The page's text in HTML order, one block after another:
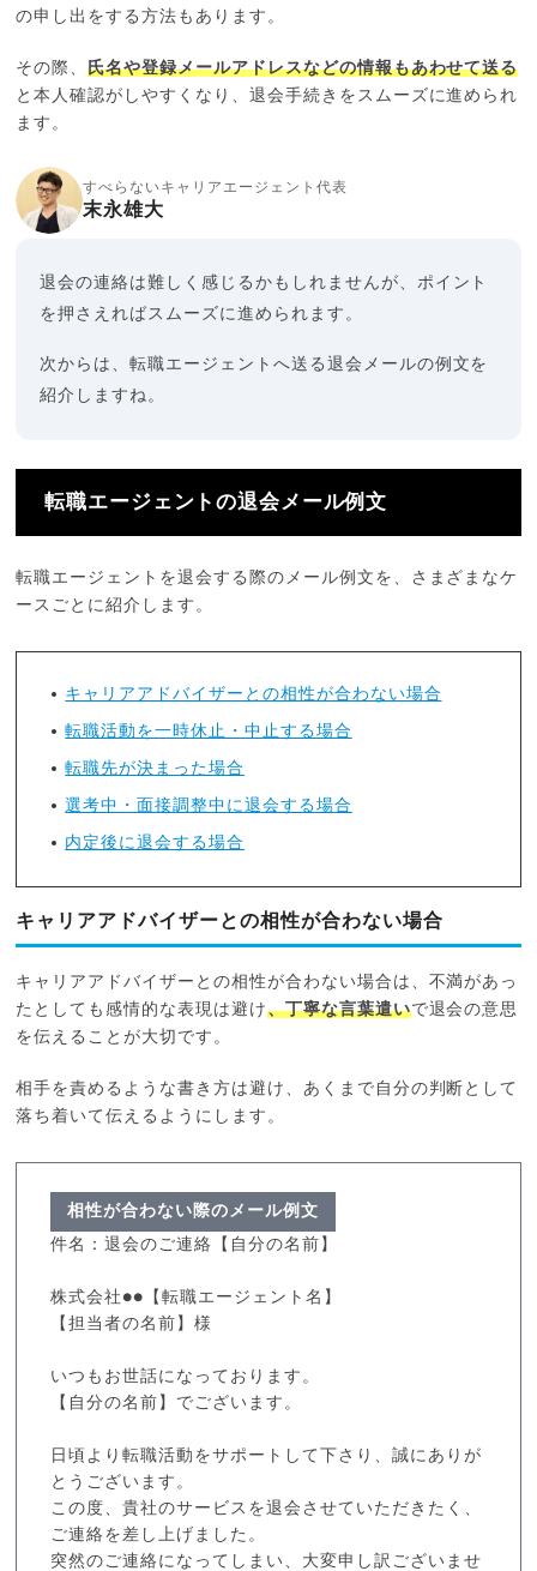
の申し出をする方法もあります。
その際、氏名や登録メールアドレスなどの情報もあわせて送る
と本人確認がしやすくなり、退会手続きをスムーズに進められ
ます。
すべらないキャリアエージェント代表
末永雄大
退会の連絡は難しく感じるかもしれませんが、ポイント
を押さえればスムーズに進められます。
次からは、転職エージェントへ送る退会メールの例文を
紹介しますね。
転職エージェントの退会メール例文
転職エージェントを退会する際のメール例文を、さまざまなケ
ースごとに紹介します。
キャリアアドバイザーとの相性が合わない場合
転職活動を一時休止・中止する場合
転職先が決まった場合
選考中・面接調整中に退会する場合
内定後に退会する場合
キャリアアドバイザーとの相性が合わない場合
キャリアアドバイザーとの相性が合わない場合は、不満があっ
たとしても感情的な表現は避け、丁寧な言葉遣いで退会の意思
を伝えることが大切です。
相手を責めるような書き方は避け、あくまで自分の判断として
落ち着いて伝えるようにします。
相性が合わない際のメール例文
件名：退会のご連絡【自分の名前】
株式会社●●【転職エージェント名】
【担当者の名前】様
いつもお世話になっております。
【自分の名前】でございます。
日頃より転職活動をサポートして下さり、誠にありが
とうございます。
この度、貴社のサービスを退会させていただきたく、
ご連絡を差し上げました。
突然のご連絡になってしまい、大変申し訳ございませ